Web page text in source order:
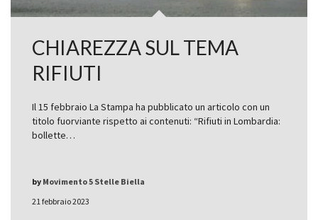
CHIAREZZA SUL TEMA
RIFIUTI
Il 15 febbraio La Stampa ha pubblicato un articolo con un
titolo fuorviante rispetto ai contenuti: “Rifiuti in Lombardia:
bollette…
21 febbraio 2023
by Movimento 5 Stelle Biella